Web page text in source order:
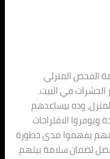
الفحص المنزلي
في البيت.
وده بيساعدهم
الاقتراحات
إنهم يفهموا مدى خطورة
لضمان سلامة بيتهم.